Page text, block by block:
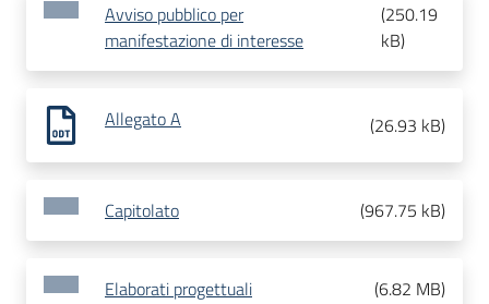
Avviso pubblico per
manifestazione di interesse
(250.19
kB)
Allegato A (26.93 kB)
Capitolato (967.75 kB)
Elaborati progettuali (6.82 MB)